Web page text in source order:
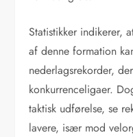
Statistikker indikerer,
af denne formation
nederlagsrekorder,
konkurrenceligaer.
taktisk udførelse, se
lavere, især mod